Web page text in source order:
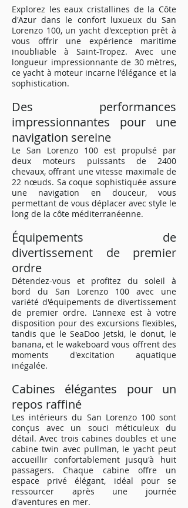
Explorez les eaux cristallines de la Côte
d'Azur dans le confort luxueux du San
Lorenzo 100, un yacht d'exception prêt à
vous offrir une expérience maritime
inoubliable à Saint-Tropez. Avec une
longueur impressionnante de 30 mètres,
ce yacht à moteur incarne l'élégance et la
sophistication.
Des performances
impressionnantes pour une
navigation sereine
Le San Lorenzo 100 est propulsé par
deux moteurs puissants de 2400
chevaux, offrant une vitesse maximale de
22 nœuds. Sa coque sophistiquée assure
une navigation en douceur, vous
permettant de vous déplacer avec style le
long de la côte méditerranéenne.
Équipements de
divertissement de premier
ordre
Détendez-vous et profitez du soleil à
bord du San Lorenzo 100 avec une
variété d'équipements de divertissement
de premier ordre. L'annexe est à votre
disposition pour des excursions flexibles,
tandis que le SeaDoo Jetski, le donut, le
banana, et le wakeboard vous offrent des
moments d'excitation aquatique
inégalée.
Cabines élégantes pour un
repos raffiné
Les intérieurs du San Lorenzo 100 sont
conçus avec un souci méticuleux du
détail. Avec trois cabines doubles et une
cabine twin avec pullman, le yacht peut
accueillir confortablement jusqu'à huit
passagers. Chaque cabine offre un
espace privé élégant, idéal pour se
ressourcer après une journée
d'aventures en mer.